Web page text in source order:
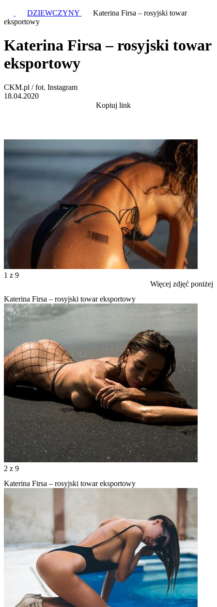
DZIEWCZYNY
Katerina Firsa – rosyjski towar
eksportowy
Katerina Firsa – rosyjski towar
eksportowy
CKM.pl / fot. Instagram
18.04.2020
Kopiuj link
1 z 9
Więcej zdjęć poniżej
Katerina Firsa – rosyjski towar eksportowy
2 z 9
Katerina Firsa – rosyjski towar eksportowy